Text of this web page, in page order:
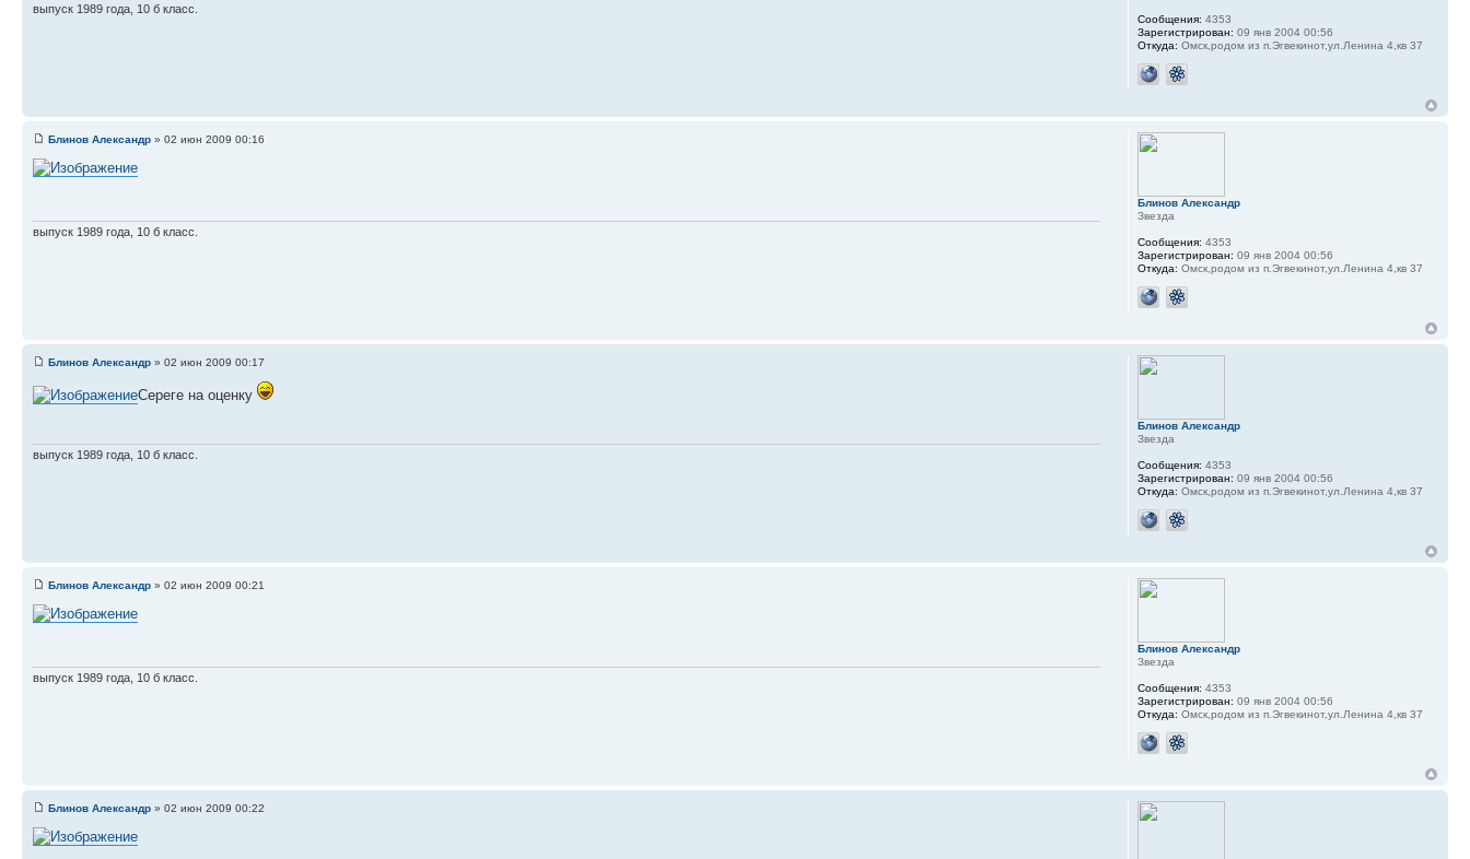
выпуск 1989 года, 10 б класс.
Сообщения: 4353
Зарегистрирован: 09 янв 2004 00:56
Откуда: Омск,родом из п.Эгвекинот,ул.Ленина 4,кв 37
Блинов Александр » 02 июн 2009 00:16
выпуск 1989 года, 10 б класс.
Блинов Александр
Звезда
Сообщения: 4353
Зарегистрирован: 09 янв 2004 00:56
Откуда: Омск,родом из п.Эгвекинот,ул.Ленина 4,кв 37
Блинов Александр » 02 июн 2009 00:17
Сереге на оценку
выпуск 1989 года, 10 б класс.
Блинов Александр
Звезда
Сообщения: 4353
Зарегистрирован: 09 янв 2004 00:56
Откуда: Омск,родом из п.Эгвекинот,ул.Ленина 4,кв 37
Блинов Александр » 02 июн 2009 00:21
выпуск 1989 года, 10 б класс.
Блинов Александр
Звезда
Сообщения: 4353
Зарегистрирован: 09 янв 2004 00:56
Откуда: Омск,родом из п.Эгвекинот,ул.Ленина 4,кв 37
Блинов Александр » 02 июн 2009 00:22